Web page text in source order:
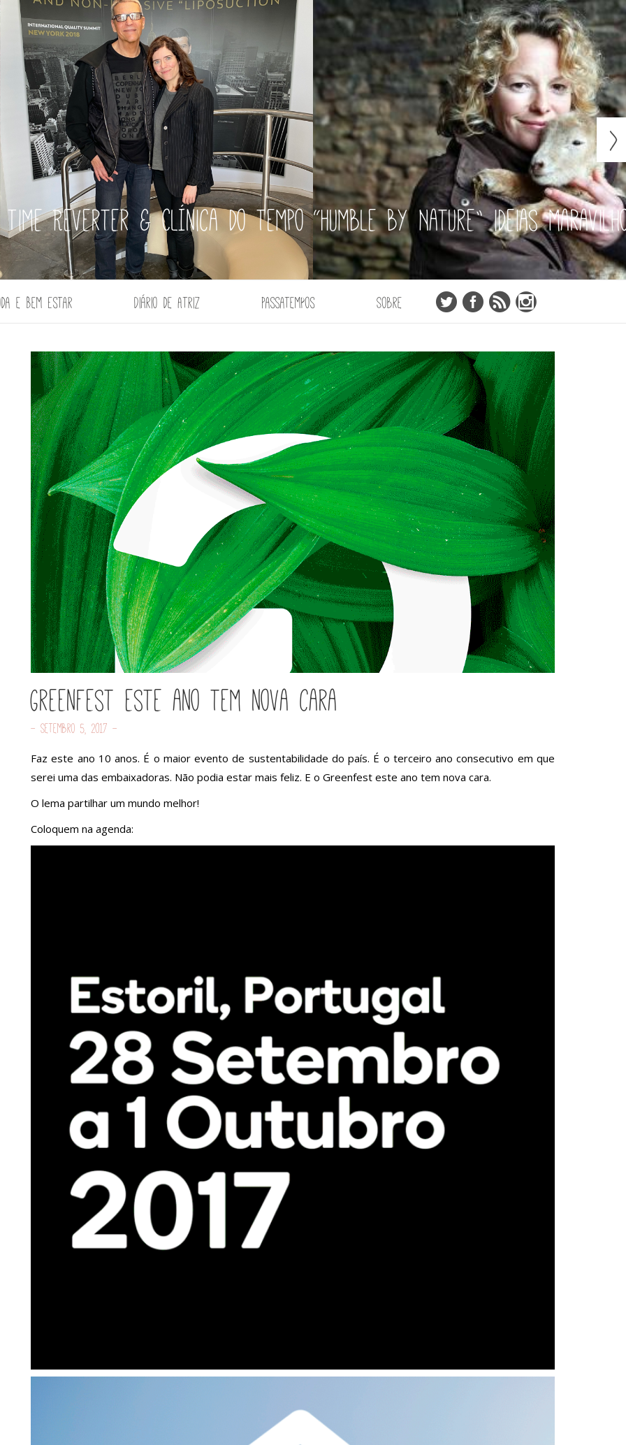
Time Reverter & Clínica do tempo “Humble by Nature” ideias
e Bem Estar Diário de Atriz Passatempos Sobre
Greenfest este ano tem nova cara
- Setembro 5, 2017 -
Faz este ano 10 anos. É o maior evento de sustentabilidade do país. É o terceiro ano consecutivo em que
serei uma das embaixadoras. Não podia estar mais feliz. E o Greenfest este ano tem nova cara.
O lema partilhar um mundo melhor!
Coloquem na agenda: